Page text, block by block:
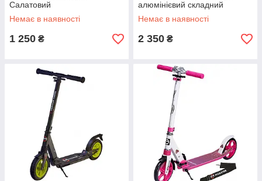
Салатовий
Немає в наявності
1 250 ₴
алюмінієвий складний
надувні колеса 200 мм
помаранчевий
Немає в наявності
2 350 ₴